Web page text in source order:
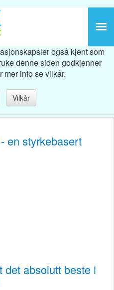
også kjent som
denne siden godkjenner
mer info se vilkår.
Vilkår
en styrkebasert
det absolutt beste i